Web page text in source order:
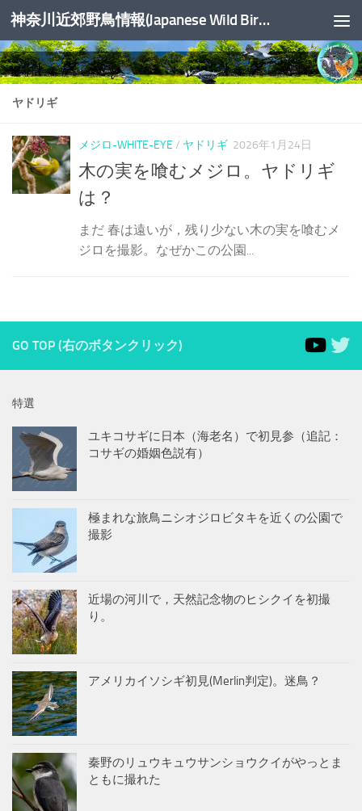
コンテンツへスキップ 神奈川近郊野鳥情報(Japanese Wild Birds Info.)
ヤドリギ
メジロ-WHITE-EYE / ヤドリギ 2026年1月24日
木の実を喰むメジロ。ヤドリギ
は？
まだ 春は遠いが，残り少ない木の実を喰むメ
ジロを撮影。なぜかこの公園...
GO TOP (右のボタンクリック)
特選
ユキコサギに日本（海老名）で初見参（追記：
コサギの婚姻色説有）
極まれな旅鳥ニシオジロビタキを近くの公園で
撮影
近場の河川で，天然記念物のヒシクイを初撮
り。
アメリカイソシギ初見(Merlin判定)。迷鳥？
秦野のリュウキュウサンショウクイがやっとま
ともに撮れた